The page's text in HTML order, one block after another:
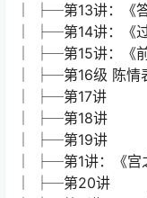
│ └─第9讲：《谏
├─第1季
│ └─讲义
│ ├─第10讲：《报
│ ├─第11讲：《报
│ ├─第12讲：《答
│ ├─第13讲：《答
│ ├─第14讲：《
│ ├─第15讲：《前